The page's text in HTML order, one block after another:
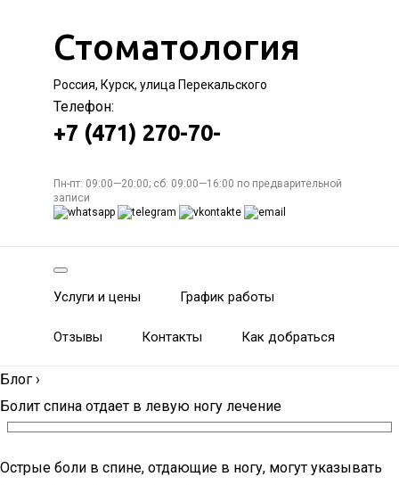
Стоматология
Россия, Курск, улица Перекальского
Телефон:
+7 (471) 270-70-
Пн-пт: 09:00—20:00; сб: 09:00—16:00 по предварительной
записи
Услуги и цены График работы
Отзывы Контакты Как добраться
Блог ›
Болит спина отдает в левую ногу лечение
Острые боли в спине, отдающие в ногу, могут указывать